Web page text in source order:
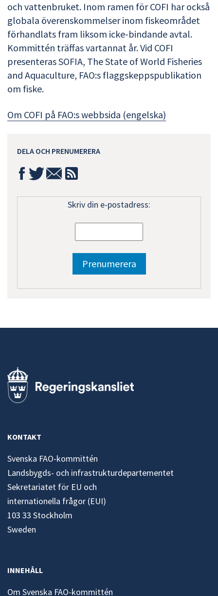
och vattenbruket. Inom ramen för COFI har också
globala överenskommelser inom fiskeområdet
förhandlats fram liksom icke-bindande avtal.
Kommittén träffas vartannat år. Vid COFI
presenteras SOFIA, The State of World Fisheries
and Aquaculture, FAO:s flaggskeppspublikation
om fiske.
Om COFI på FAO:s webbsida (engelska)
DELA OCH PRENUMERERA
Skriv din e-postadress:
KONTAKT
Svenska FAO-kommittén
Landsbygds- och infrastrukturdepartementet
Sekretariatet för EU och
internationella frågor (EUI)
103 33 Stockholm
Sweden
INNEHÅLL
Om Svenska FAO-kommittén